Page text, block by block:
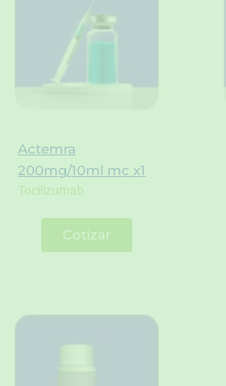
Actemra
200mg/10ml mc x1
Tocilizumab
Cotizar